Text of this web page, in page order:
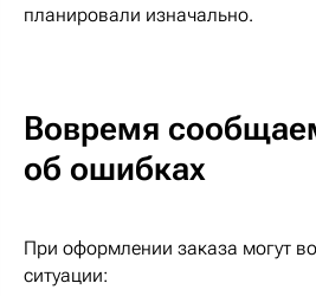
планировали изначально.
Вовремя
об ошибках
При оформлении заказа могут
ситуации: